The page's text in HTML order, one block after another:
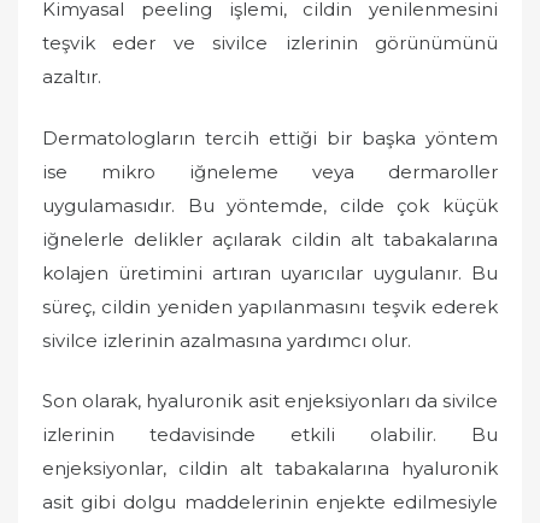
Kimyasal peeling işlemi, cildin yenilenmesini
teşvik eder ve sivilce izlerinin görünümünü
azaltır.
Dermatologların tercih ettiği bir başka yöntem
ise mikro iğneleme veya dermaroller
uygulamasıdır. Bu yöntemde, cilde çok küçük
iğnelerle delikler açılarak cildin alt tabakalarına
kolajen üretimini artıran uyarıcılar uygulanır. Bu
süreç, cildin yeniden yapılanmasını teşvik ederek
sivilce izlerinin azalmasına yardımcı olur.
Son olarak, hyaluronik asit enjeksiyonları da sivilce
izlerinin tedavisinde etkili olabilir. Bu
enjeksiyonlar, cildin alt tabakalarına hyaluronik
asit gibi dolgu maddelerinin enjekte edilmesiyle